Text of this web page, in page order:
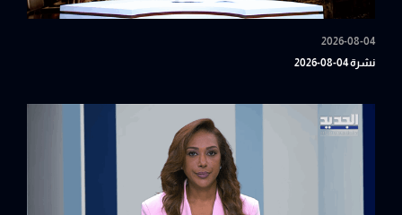
2026-08-04
نشرة 04-08-2026